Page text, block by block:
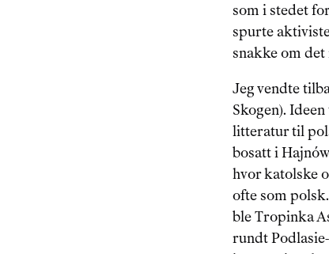
som i stedet
spurte
snakke om
Jeg vendte
Skogen).
litteratur til
bosatt i
hvor katolske
ofte som
ble Tropinka
rundt